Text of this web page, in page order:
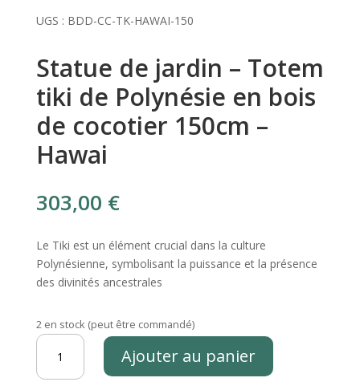
UGS : BDD-CC-TK-HAWAI-150
Statue de jardin – Totem
tiki de Polynésie en bois
de cocotier 150cm –
Hawai
303,00 €
Le Tiki est un élément crucial dans la culture
Polynésienne, symbolisant la puissance et la présence
des divinités ancestrales
2 en stock (peut être commandé)
quantité
Statue
Ajouter au panier